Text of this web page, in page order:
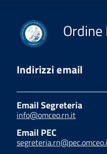
Indirizzi email
Email Segreteria
info@omceo.rn.it
Email PEC